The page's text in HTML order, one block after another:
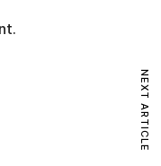
NEXT ARTICLE